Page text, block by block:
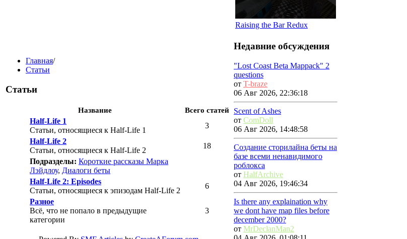
Главная/
Статьи
Статьи
Название
Всего статей
Half-Life 1
Статьи, относящиеся к Half-Life 1
3
Half-Life 2
Статьи, относящиеся к Half-Life 2
18
Подразделы: Короткие рассказы Марка
Лэйдлоу, Диалоги беты
Half-Life 2: Episodes
Статьи, относящиеся к эпизодам Half-Life 2
6
Разное
Всё, что не попало в предыдущие
категории
3
Raising the Bar Redux
Недавние обсуждения
"Lost Coast Beta Mappack" 2
questions
от T-braze
06 Авг 2026, 22:36:18
Scent of Ashes
от ComDoll
06 Авг 2026, 14:48:58
Создание сторилайна беты на
базе всеми ненавидимого
роблокса
от HalfArchive
04 Авг 2026, 19:46:34
Is there any explaination why
we dont have map files before
december 2000?
от MrDeclanMan2